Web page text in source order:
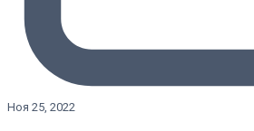
Ноя 25, 2022